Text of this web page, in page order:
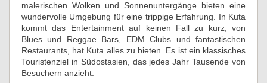
malerischen Wolken und Sonnenuntergänge bieten eine
wundervolle Umgebung für eine trippige Erfahrung. In Kuta
kommt das Entertainment auf keinen Fall zu kurz, von
Blues und Reggae Bars, EDM Clubs und fantastischen
Restaurants, hat Kuta alles zu bieten. Es ist ein klassisches
Touristenziel in Südostasien, das jedes Jahr Tausende von
Besuchern anzieht.